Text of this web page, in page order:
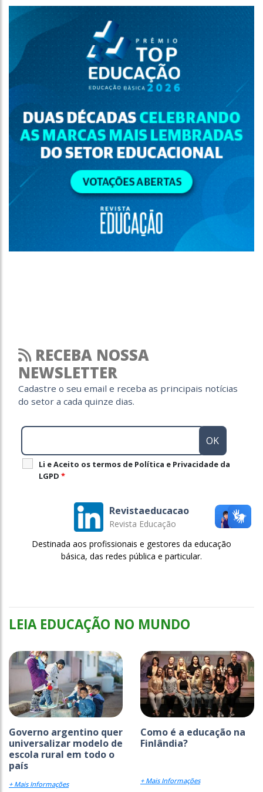
RECEBA NOSSA
NEWSLETTER
Cadastre o seu email e receba as principais notícias
do setor a cada quinze dias.
Li e Aceito os termos de Política e Privacidade da
LGPD *
Revistaeducacao
Revista Educação
Destinada aos profissionais e gestores da educação
básica, das redes pública e particular.
LEIA EDUCAÇÃO NO MUNDO
Governo argentino quer
universalizar modelo de
escola rural em todo o
país
+ Mais Informações
Como é a educação na
Finlândia?
+ Mais Informações